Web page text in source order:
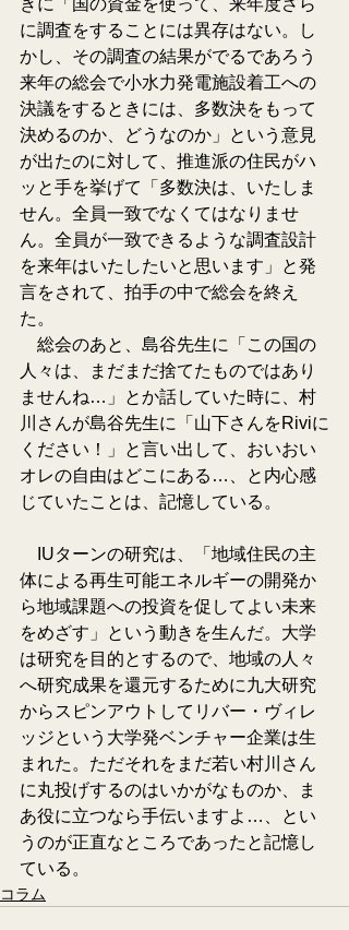
きに「国の資金を使って、来年度さら
に調査をすることには異存はない。し
かし、その調査の結果がでるであろう
来年の総会で小水力発電施設着工への
決議をするときには、多数決をもって
決めるのか、どうなのか」という意見
が出たのに対して、推進派の住民がハ
ッと手を挙げて「多数決は、いたしま
せん。全員一致でなくてはなりませ
ん。全員が一致できるような調査設計
を来年はいたしたいと思います」と発
言をされて、拍手の中で総会を終え
た。
総会のあと、島谷先生に「この国の
人々は、まだまだ捨てたものではあり
ませんね…」とか話していた時に、村
川さんが島谷先生に「山下さんをRiviに
ください！」と言い出して、おいおい
オレの自由はどこにある…、と内心感
じていたことは、記憶している。
IUターンの研究は、「地域住民の主
体による再生可能エネルギーの開発か
ら地域課題への投資を促してよい未来
をめざす」という動きを生んだ。大学
は研究を目的とするので、地域の人々
へ研究成果を還元するために九大研究
からスピンアウトしてリバー・ヴィレ
ッジという大学発ベンチャー企業は生
まれた。ただそれをまだ若い村川さん
に丸投げするのはいかがなものか、ま
あ役に立つなら手伝いますよ…、とい
うのが正直なところであったと記憶し
ている。
コラム